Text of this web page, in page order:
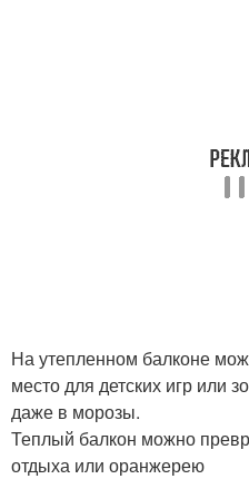
На утепленном балконе
место для детских игр или
даже в морозы.
Теплый балкон можно
отдыха или оранжерею